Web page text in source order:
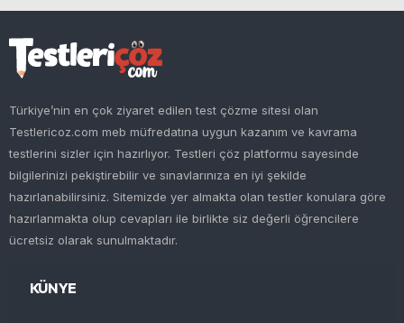
Türkiye’nin en çok ziyaret edilen test çözme sitesi olan
Testlericoz.com meb müfredatına uygun kazanım ve kavrama
testlerini sizler için hazırlıyor. Testleri çöz platformu sayesinde
bilgilerinizi pekiştirebilir ve sınavlarınıza en iyi şekilde
hazırlanabilirsiniz. Sitemizde yer almakta olan testler konulara göre
hazırlanmakta olup cevapları ile birlikte siz değerli öğrencilere
ücretsiz olarak sunulmaktadır.
KÜNYE